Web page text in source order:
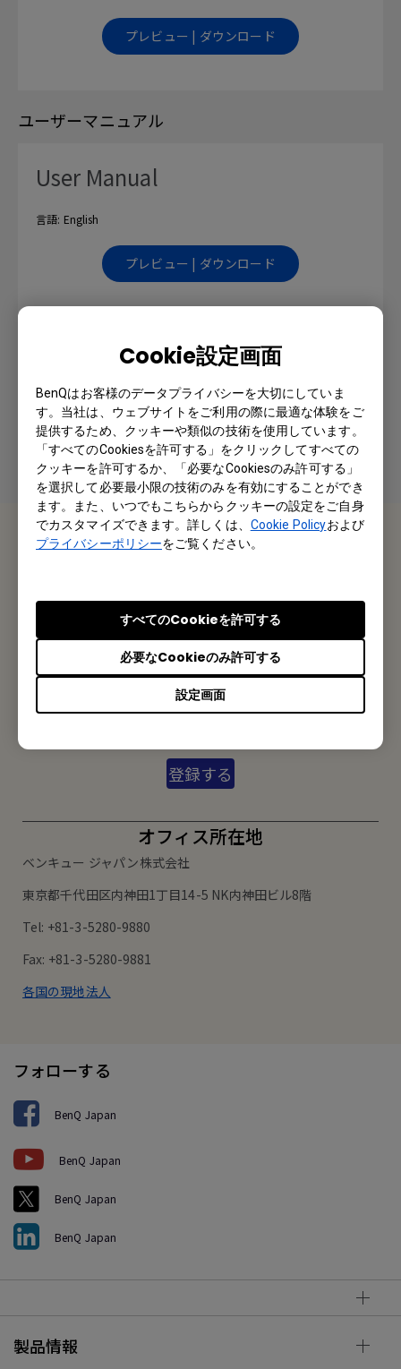
Cookie設定画面
BenQはお客様のデータプライバシーを大切にしていま
す。当社は、ウェブサイトをご利用の際に最適な体験をご
提供するため、クッキーや類似の技術を使用しています。
「すべてのCookiesを許可する」をクリックしてすべての
クッキーを許可するか、「必要なCookiesのみ許可する」
を選択して必要最小限の技術のみを有効にすることができ
ます。また、いつでもこちらからクッキーの設定をご自身
でカスタマイズできます。詳しくは、 Cookie Policyおよび
プライバシーポリシーをご覧ください。
設定画面
必要なCookieのみ許可する
すべてのCookieを許可する
プレビュー | ダウンロード
ユーザーマニュアル
User Manual
言語: English
プレビュー | ダウンロード
Japanese User Manual
言語: Japanese
プレビュー | ダウンロード
お問い合わせ
お問い合わせ
メルマガ登録
登録する
オフィス所在地
ベンキュー ジャパン株式会社
東京都千代田区内神田1丁目14-5 NK内神田ビル8階
Tel: +81-3-5280-9880
Fax: +81-3-5280-9881
各国の現地法人
フォローする
BenQ Japan
BenQ Japan
BenQ Japan
BenQ Japan
製品情報